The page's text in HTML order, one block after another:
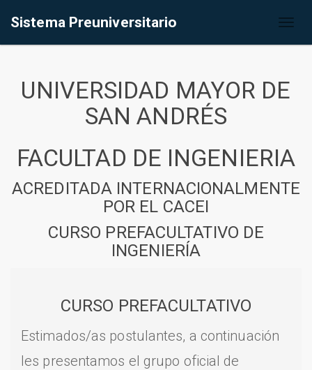
Sistema Preuniversitario
UNIVERSIDAD MAYOR DE
SAN ANDRÉS
FACULTAD DE INGENIERIA
ACREDITADA INTERNACIONALMENTE
POR EL CACEI
CURSO PREFACULTATIVO DE
INGENIERÍA
CURSO PREFACULTATIVO
Estimados/as postulantes, a continuación
les presentamos el grupo oficial de